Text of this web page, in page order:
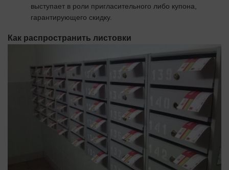
выступает в роли пригласительного либо купона,
гарантирующего скидку.
Как распространить листовки